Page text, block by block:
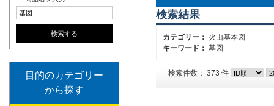
目的のカテゴリー
から探す
検索結果
カテゴリー： 火山基本図
キーワード： 基図
検索件数： 373 件